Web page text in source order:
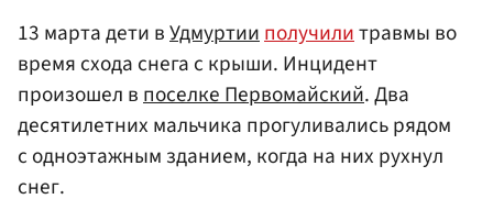
13 марта дети вУдмуртииполучилитравмы во
время схода снега с крыши. Инцидент
произошел впоселке Первомайский. Два
десятилетних мальчика прогуливались рядом
с одноэтажным зданием, когда на них рухнул
снег.